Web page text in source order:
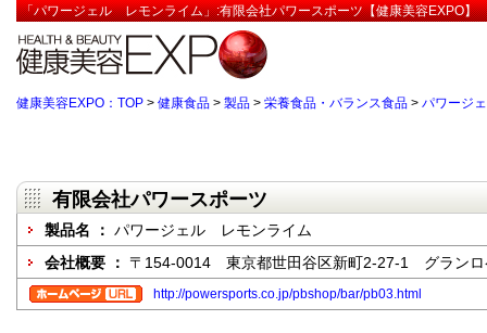
「パワージェル レモンライム」:有限会社パワースポーツ【健康美容EXPO】
健康美容EXPO：TOP > 健康食品 > 製品 > 栄養食品・バランス食品 > パワージ
有限会社パワースポーツ
製品名 ： パワージェル レモンライム
会社概要 ： 〒154-0014 東京都世田谷区新町2-27-1 グラン
http://powersports.co.jp/pbshop/bar/pb03.html